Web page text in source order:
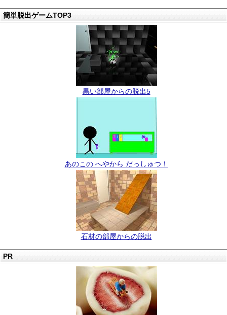
簡単脱出ゲームTOP3
黒い部屋からの脱出5
あのこの へやから だっしゅつ！
石材の部屋からの脱出
PR